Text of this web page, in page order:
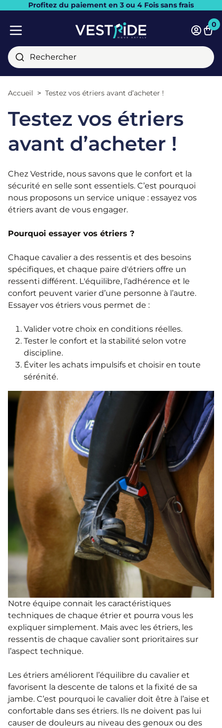
Profitez du paiement en 3 ou 4 Fois sans frais
Fermer
Rechercher
0
Accueil Testez vos étriers avant d’acheter !
Testez vos étriers
avant d’acheter !
Chez Vestride, nous savons que le confort et la
sécurité en selle sont essentiels. C’est pourquoi
nous proposons un service unique : essayez vos
étriers avant de vous engager.
Pourquoi essayer vos étriers ?
Chaque cavalier a des ressentis et des besoins
spécifiques, et chaque paire d'étriers offre un
ressenti différent. L'équilibre, l’adhérence et le
confort peuvent varier d’une personne à l’autre.
Essayer vos étriers vous permet de :
Valider votre choix en conditions réelles.
Tester le confort et la stabilité selon votre
discipline.
Éviter les achats impulsifs et choisir en toute
sérénité.
Notre équipe connait les caractéristiques
techniques de chaque étrier et pourra vous les
expliquer simplement. Mais avec les étriers, les
ressentis de chaque cavalier sont prioritaires sur
l’aspect technique.
Les étriers améliorent l’équilibre du cavalier et
favorisent la descente de talons et la fixité de sa
jambe. C’est pourquoi le cavalier doit être à l’aise et
confortable dans ses étriers. Ils ne doivent pas lui
causer de douleurs au niveau des genoux ou des